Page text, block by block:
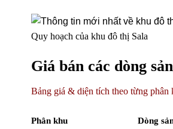
Quy hoạch của khu đô thị Sala
Giá bán các dòng
Bảng giá & diện tích theo từng phân
Phân khu Dòng